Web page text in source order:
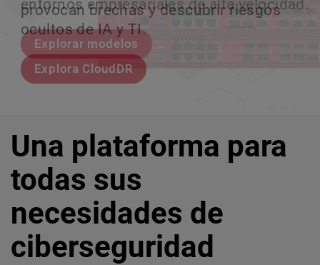
entornos empresariales de alta velocidad.
Explorar modelos
provocan brechas y descubrir riesgos
ocultos de IA y TI.
Explora CloudDR
escalar sin perder ningún pas
Conozcan a Rai
crecimiento escalable.
Conozca WatchGuard EDR
Una plataforma para
todas sus
necesidades de
ciberseguridad